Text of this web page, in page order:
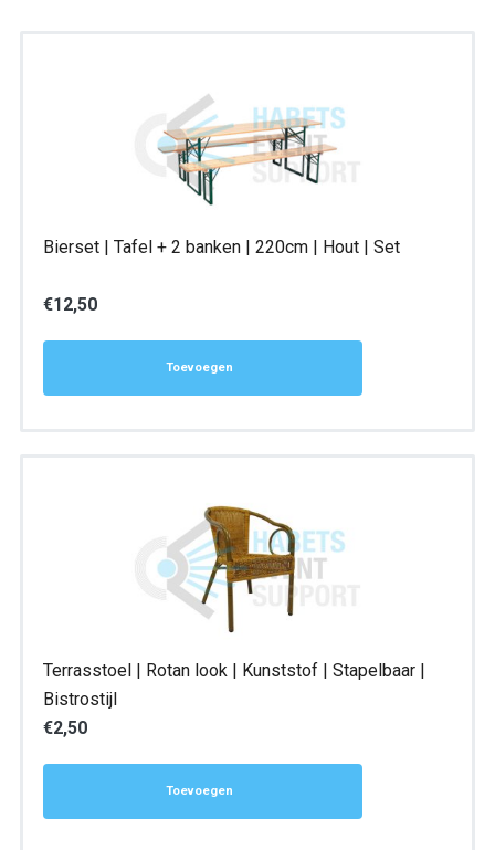
Bierset | Tafel + 2 banken | 220cm | Hout | Set
€12,50
Toevoegen
Terrasstoel | Rotan look | Kunststof | Stapelbaar |
Bistrostijl
€2,50
Toevoegen